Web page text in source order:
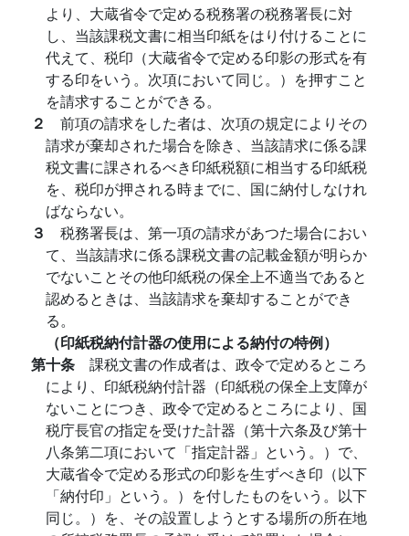
より、大蔵省令で定める税務署の税務署長に対
し、当該課税文書に相当印紙をはり付けることに
代えて、税印（大蔵省令で定める印影の形式を有
する印をいう。次項において同じ。）を押すこと
を請求することができる。
２ 前項の請求をした者は、次項の規定によりその
請求が棄却された場合を除き、当該請求に係る課
税文書に課されるべき印紙税額に相当する印紙税
を、税印が押される時までに、国に納付しなけれ
ばならない。
３ 税務署長は、第一項の請求があつた場合におい
て、当該請求に係る課税文書の記載金額が明らか
でないことその他印紙税の保全上不適当であると
認めるときは、当該請求を棄却することができ
る。
（印紙税納付計器の使用による納付の特例）
第十条 課税文書の作成者は、政令で定めるところ
により、印紙税納付計器（印紙税の保全上支障が
ないことにつき、政令で定めるところにより、国
税庁長官の指定を受けた計器（第十六条及び第十
八条第二項において「指定計器」という。）で、
大蔵省令で定める形式の印影を生ずべき印（以下
「納付印」という。）を付したものをいう。以下
同じ。）を、その設置しようとする場所の所在地